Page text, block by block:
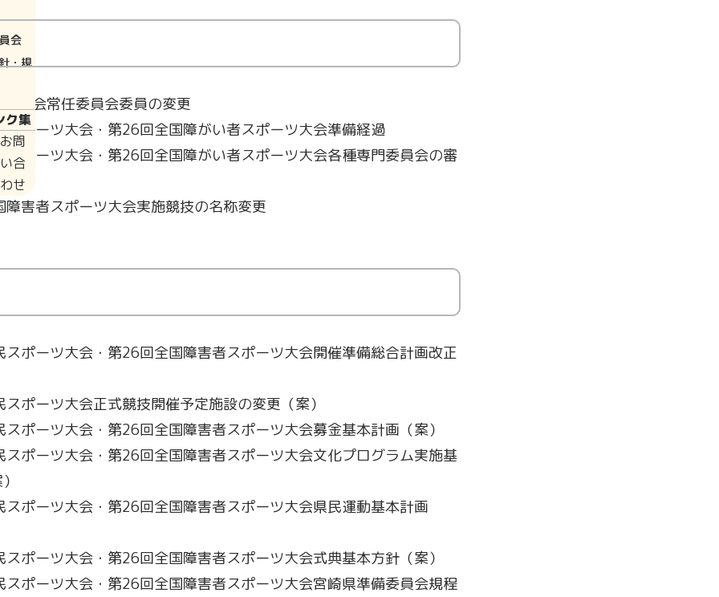
会
・規
ク集
お問
い合
わせ
員会常任委員会委員の変更
スポーツ大会・第26回全国障がい者スポーツ大会準備経過
スポーツ大会・第26回全国障がい者スポーツ大会各種専門委員会の審
害者スポーツ大会実施競技の名称変更
ポーツ大会・第26回全国障害者スポーツ大会開催準備総合計画改正
ポーツ大会正式競技開催予定施設の変更（案）
ポーツ大会・第26回全国障害者スポーツ大会募金基本計画（案）
スポーツ大会・第26回全国障害者スポーツ大会文化プログラム実施基
スポーツ大会・第26回全国障害者スポーツ大会県民運動基本計画
ポーツ大会・第26回全国障害者スポーツ大会式典基本方針（案）
スポーツ大会・第26回全国障害者スポーツ大会宮崎県準備委員会規程